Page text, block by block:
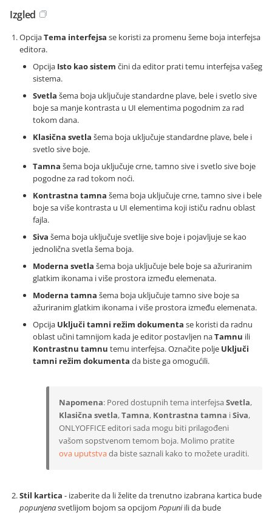
Izgled
OpcijaTema interfejsa se koristi za promenu šeme boja interfejsa
editora.
Opcija Isto kao sistem čini da editor prati temu interfejsa vašeg
sistema.
Svetla šema boja uključuje standardne plave, bele i svetlo sive
boje sa manje kontrasta u UI elementima pogodnim za rad
tokom dana.
Klasična svetla šema boja uključuje standardne plave, bele i
svetlo sive boje.
Tamna šema boja uključuje crne, tamno sive i svetlo sive boje
pogodne za rad tokom noći.
Kontrastna tamna šema boja uključuje crne, tamno sive i bele
boje sa više kontrasta u UI elementima koji ističu radnu oblast
fajla.
Siva šema boja uključuje svetlije sive boje i pojavljuje se kao
jednolična svetla šema boja.
Moderna svetla šema boja uključuje bele boje sa ažuriranim
glatkim ikonama i više prostora između elemenata.
Moderna tamna šema boja uključuje tamno sive boje sa
ažuriranim glatkim ikonama i više prostora između elemenata.
Opcija Uključi tamni režim dokumenta se koristi da radnu
oblast učini tamnijom kada je editor postavljen naTamnu ili
Kontrastnu tamnu temu interfejsa. Označite polje Uključi
tamni režim dokumenta da biste ga omogućili.
Napomena: Pored dostupnih tema interfejsa Svetla,
Klasična svetla,Tamna, Kontrastna tamna iSiva,
ONLYOFFICE editori sada mogu biti prilagođeni
vašom sopstvenom temom boja. Molimo pratite
ova uputstvada biste saznali kako to možete uraditi.
Stil kartica - izaberite da li želite da trenutno izabrana kartica bude
popunjenasvetlijom bojom sa opcijom Popuniili da bude